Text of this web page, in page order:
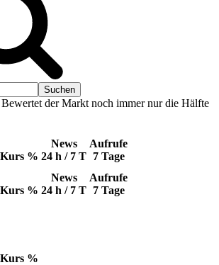
der Markt noch immer nur die Hälfte
Kurs %
News
24 h / 7 T
Aufrufe
7 Tage
Kurs %
News
24 h / 7 T
Aufrufe
7 Tage
Kurs %